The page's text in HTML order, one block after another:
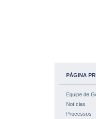
PÁGINA
Equipe de
Notícias
Processos